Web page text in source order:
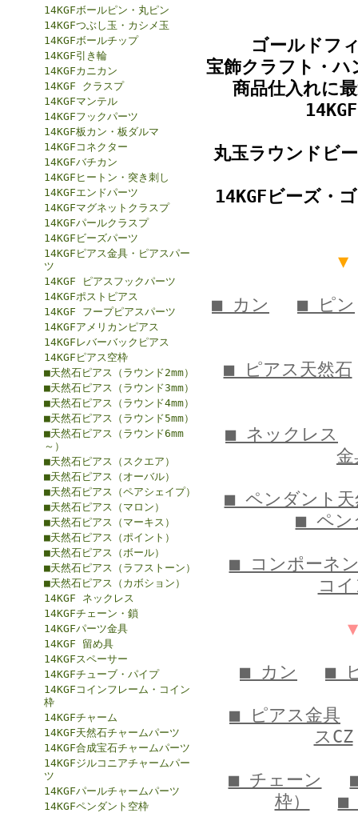
14KGFボールピン・丸ピン
14KGFつぶし玉・カシメ玉
14KGFボールチップ
14KGF引き輪
14KGFカニカン
14KGF クラスプ
14KGFマンテル
14KGFフックパーツ
14KGF板カン・板ダルマ
14KGFコネクター
14KGFバチカン
14KGFヒートン・突き刺し
14KGFエンドパーツ
14KGFマグネットクラスプ
14KGFパールクラスプ
14KGFビーズパーツ
14KGFピアス金具・ピアスパー
ツ
14KGF ピアスフックパーツ
14KGFポストピアス
14KGF フープピアスパーツ
14KGFアメリカンピアス
14KGFレバーバックピアス
14KGFピアス空枠
■天然石ピアス（ラウンド2mm）
■天然石ピアス（ラウンド3mm）
■天然石ピアス（ラウンド4mm）
■天然石ピアス（ラウンド5mm）
■天然石ピアス（ラウンド6mm
～）
■天然石ピアス（スクエア）
■天然石ピアス（オーバル）
■天然石ピアス（ペアシェイプ）
■天然石ピアス（マロン）
■天然石ピアス（マーキス）
■天然石ピアス（ポイント）
■天然石ピアス（ボール）
■天然石ピアス（ラフストーン）
■天然石ピアス（カボション）
14KGF ネックレス
14KGFチェーン・鎖
14KGFパーツ金具
14KGF 留め具
14KGFスペーサー
14KGFチューブ・パイプ
14KGFコインフレーム・コイン
枠
14KGFチャーム
14KGF天然石チャームパーツ
14KGF合成宝石チャームパーツ
14KGFジルコニアチャームパー
ツ
14KGFパールチャームパーツ
14KGFペンダント空枠
ゴールドフ
宝飾クラフト・ハ
商品仕入れに
丸玉ラウンドビ
14KGFビーズ・
▼
■ カン ■ ピン
■ ピアス天然石
■ ネックレス
金
■ ペンダント天
■ ペン
■ コンポーネ
コ
■ カン ■
■ ピアス金具
スCZ
■ チェーン
枠）
■